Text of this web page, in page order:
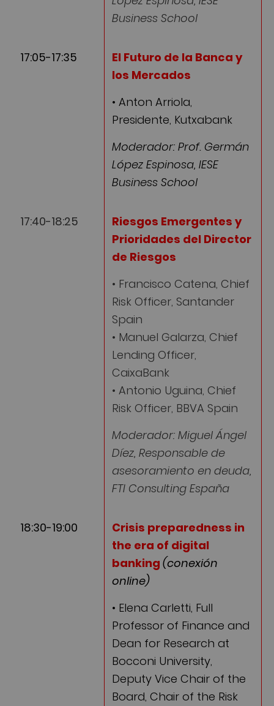
Business School
17:05-17:35
El Futuro de la Banca y
los Mercados
• Anton Arriola,
Presidente, Kutxabank
Moderador: Prof. Germán
López Espinosa, IESE
Business School
17:40-18:25
Riesgos Emergentes y
Prioridades del Director
de Riesgos
• Francisco Catena, Chief
Risk Officer, Santander
Spain
• Manuel Galarza, Chief
Lending Officer,
CaixaBank
• Antonio Uguina, Chief
Risk Officer, BBVA Spain
Moderador: Miguel Ángel
Díez, Responsable de
asesoramiento en deuda,
FTI Consulting España
18:30-19:00
Crisis preparedness in
the era of digital
banking (conexión
online)
• Elena Carletti, Full
Professor of Finance and
Dean for Research at
Bocconi University,
Deputy Vice Chair of the
Board, Chair of the Risk